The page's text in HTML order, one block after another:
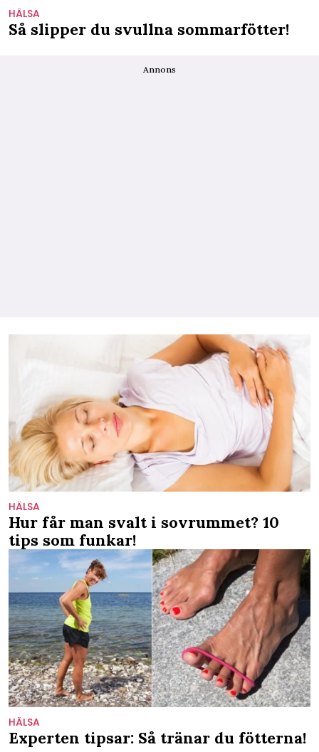
HÄLSA
Så slipper du svullna sommarfötter!
Annons
HÄLSA
Hur får man svalt i sovrummet? 10
tips som funkar!
HÄLSA
Experten tipsar: Så tränar du fötterna!